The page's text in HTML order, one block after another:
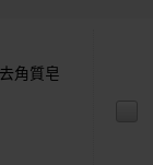
角質皂